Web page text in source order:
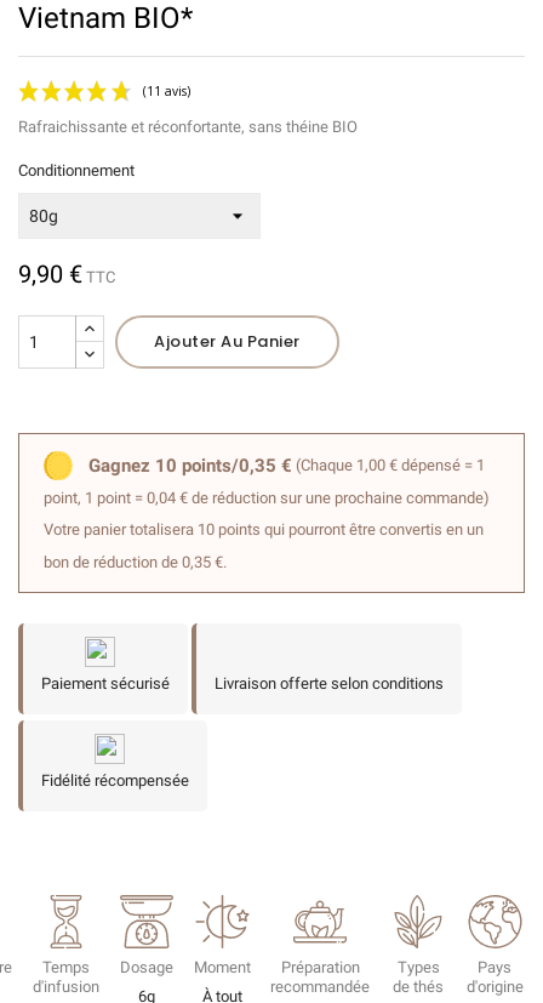
Vietnam BIO*
(11 avis)
Rafraichissante et réconfortante, sans théine BIO
Conditionnement
9,90 € TTC
Ajouter Au Panier
Gagnez 10 points/0,35 € (Chaque 1,00 € dépensé = 1
point, 1 point = 0,04 € de réduction sur une prochaine commande)
Votre panier totalisera 10 points qui pourront être convertis en un
bon de réduction de 0,35 €.
Paiement sécurisé Livraison offerte selon conditions
Fidélité récompensée
Temps
d'infusion
Dosage
6g
Moment
À tout
Préparation
recommandée
Types
de thés
Pays
d'origine